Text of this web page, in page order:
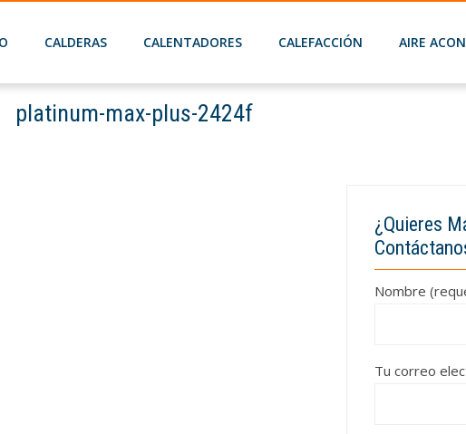
CALDERAS CALENTADORES CALEFACCIÓN AIRE
platinum-max-plus-2424f
¿Quieres
Nombre
Tu correo